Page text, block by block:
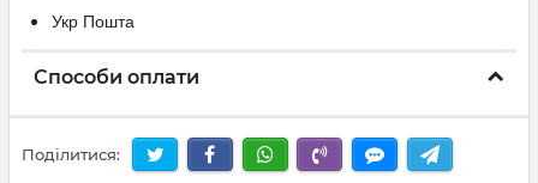
Укр Пошта
Способи оплати
Поділитися: